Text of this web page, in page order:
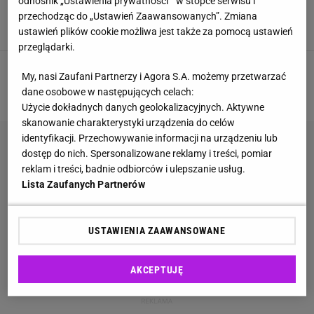
książki, ty zgadujesz autora
KSIĄŻKI LITERATURA NAJNOWSZE QUIZY DZISIAJ DODANE
QUIZ WIEDZY
5 6 7 8
przechodząc do „Ustawień Zaawansowanych”. Zmiana
ustawień plików cookie możliwa jest także za pomocą ustawień
przeglądarki.
My, nasi Zaufani Partnerzy i Agora S.A. możemy przetwarzać
dane osobowe w następujących celach:
Użycie dokładnych danych geolokalizacyjnych. Aktywne
skanowanie charakterystyki urządzenia do celów
identyfikacji. Przechowywanie informacji na urządzeniu lub
dostęp do nich. Spersonalizowane reklamy i treści, pomiar
reklam i treści, badnie odbiorców i ulepszanie usług.
Lista Zaufanych Partnerów
USTAWIENIA ZAAWANSOWANE
AKCEPTUJĘ